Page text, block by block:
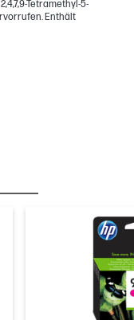
Tetramethyl-5-
Enthält